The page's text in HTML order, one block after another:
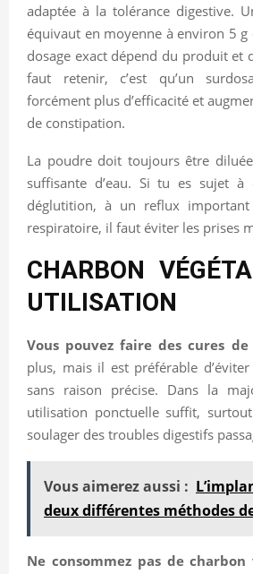
adaptée à la tolérance digestive.
équivaut en moyenne à environ 5
dosage exact dépend du produit et
faut retenir, c’est qu’un
forcément plus d’efficacité et
de constipation.
La poudre doit toujours être
suffisante d’eau. Si tu es sujet
déglutition, à un reflux
respiratoire, il faut éviter les prises
CHARBON
UTILISATION
Vous pouvez faire des cures
plus, mais il est préférable
sans raison précise. Dans la
utilisation ponctuelle suffit,
soulager des troubles digestifs
Vous aimerez aussi :
deux différentes méthodes
Ne consommez pas de